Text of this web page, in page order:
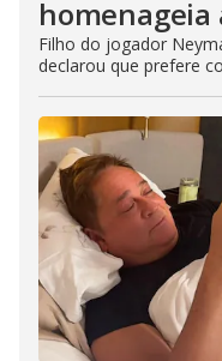
homenageia
Filho do jogador
declarou que prefere